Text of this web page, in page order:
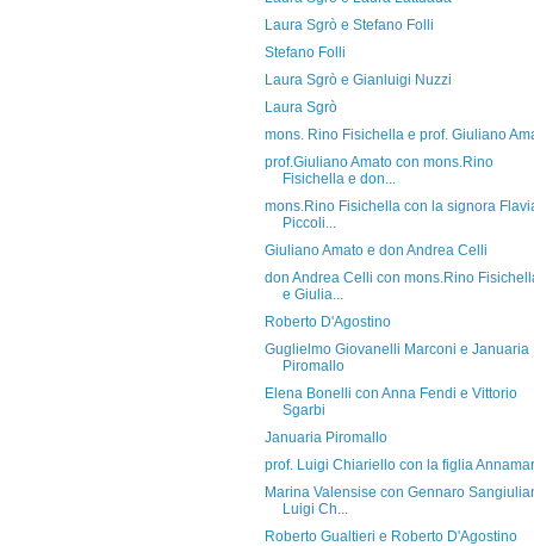
Laura Sgrò e Stefano Folli
Stefano Folli
Laura Sgrò e Gianluigi Nuzzi
Laura Sgrò
mons. Rino Fisichella e prof. Giuliano
prof.Giuliano Amato con mons.Rino
Fisichella e don...
mons.Rino Fisichella con la signora
Piccoli...
Giuliano Amato e don Andrea Celli
don Andrea Celli con mons.Rino
e Giulia...
Roberto D'Agostino
Guglielmo Giovanelli Marconi e Januaria
Piromallo
Elena Bonelli con Anna Fendi e Vittorio
Sgarbi
Januaria Piromallo
prof. Luigi Chiariello con la figlia
Marina Valensise con Gennaro
Luigi Ch...
Roberto Gualtieri e Roberto D'Agostino